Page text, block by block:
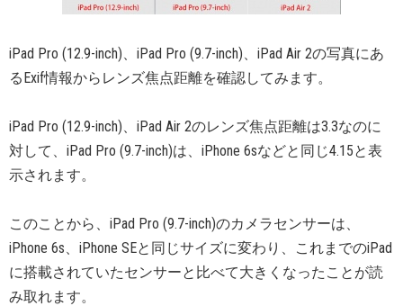
iPad Pro (12.9-inch)、iPad Pro (9.7-inch)、iPad Air 2の写真にあ
るExif情報からレンズ焦点距離を確認してみます。
iPad Pro (12.9-inch)、iPad Air 2のレンズ焦点距離は3.3なのに
対して、iPad Pro (9.7-inch)は、iPhone 6sなどと同じ4.15と表
示されます。
このことから、iPad Pro (9.7-inch)のカメラセンサーは、
iPhone 6s、iPhone SEと同じサイズに変わり、これまでのiPad
に搭載されていたセンサーと比べて大きくなったことが読
み取れます。